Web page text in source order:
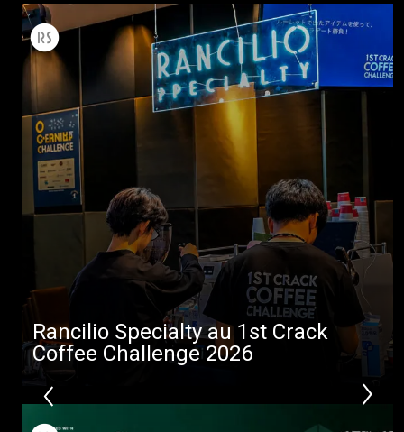
Rancilio Specialty au 1st Crack
Coffee Challenge 2026
Toutes
Produits
Nouvelles
Télécharger
Plus de